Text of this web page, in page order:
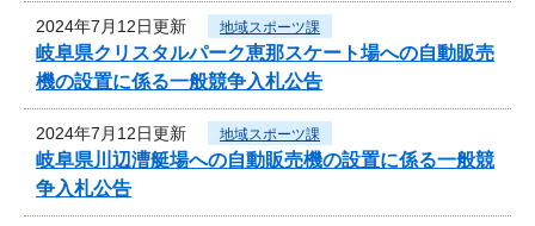
2024年7月12日更新 地域スポーツ課
岐阜県クリスタルパーク恵那スケート場への自動販売
機の設置に係る一般競争入札公告
2024年7月12日更新 地域スポーツ課
岐阜県川辺漕艇場への自動販売機の設置に係る一般競
争入札公告